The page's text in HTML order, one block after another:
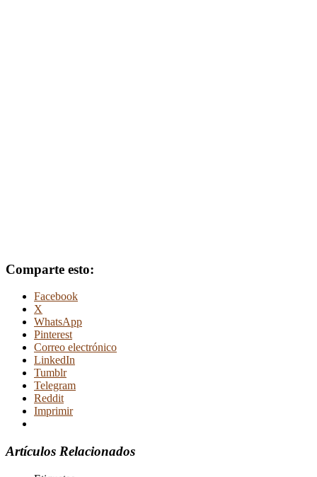
Comparte esto:
Facebook
X
WhatsApp
Pinterest
Correo electrónico
LinkedIn
Tumblr
Telegram
Reddit
Imprimir
Artículos Relacionados